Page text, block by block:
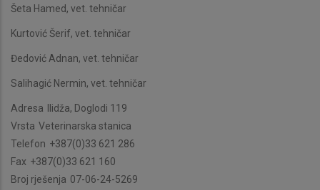
Šeta Hamed, vet. tehničar
Kurtović Šerif, vet. tehničar
Đedović Adnan, vet. tehničar
Salihagić Nermin, vet. tehničar
Adresa
Ilidža, Doglodi 119
Vrsta Veterinarska stanica
Telefon +387(0)33 621 286
Fax +387(0)33 621 160
Broj rješenja 07-06-24-5269